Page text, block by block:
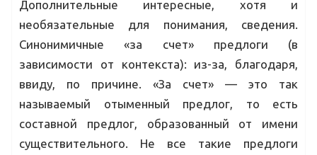
Дополнительные интересные, хотя и
необязательные для понимания, сведения.
Синонимичные «за счет» предлоги (в
зависимости от контекста): из-за, благодаря,
ввиду, по причине. «За счет» — это так
называемый отыменный предлог, то есть
составной предлог, образованный от имени
существительного. Не все такие предлоги